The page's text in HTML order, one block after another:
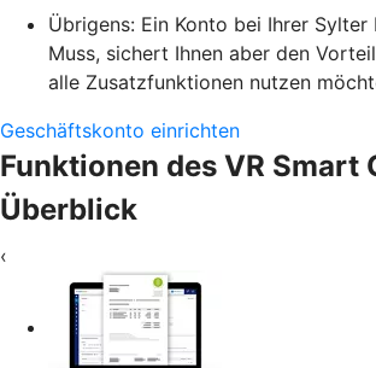
Übrigens: Ein Konto bei Ihrer Sylter
Muss, sichert Ihnen aber den
alle Zusatzfunktionen nutzen
Geschäftskonto einrichten
Funktionen des VR Smart
Überblick
‹